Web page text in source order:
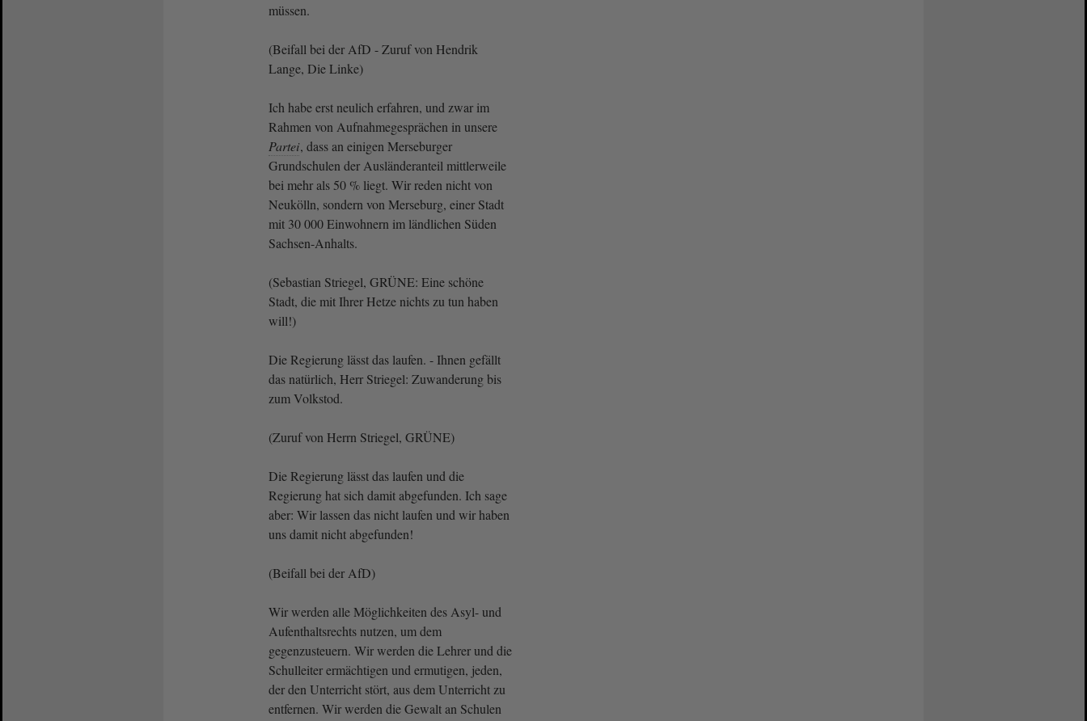
müssen.
(Beifall bei der AfD - Zuruf von Hendrik
Lange, Die Linke)
Ich habe erst neulich erfahren, und zwar im
Rahmen von Aufnahmegesprächen in unsere
Partei, dass an einigen Merseburger
Grundschulen der Ausländeranteil mittlerweile
bei mehr als 50 % liegt. Wir reden nicht von
Neukölln, sondern von Merseburg, einer Stadt
mit 30 000 Einwohnern im ländlichen Süden
Sachsen-Anhalts.
(Sebastian Striegel, GRÜNE: Eine schöne
Stadt, die mit Ihrer Hetze nichts zu tun haben
will!)
Die Regierung lässt das laufen. - Ihnen gefällt
das natürlich, Herr Striegel: Zuwanderung bis
zum Volkstod.
(Zuruf von Herrn Striegel, GRÜNE)
Die Regierung lässt das laufen und die
Regierung hat sich damit abgefunden. Ich sage
aber: Wir lassen das nicht laufen und wir haben
uns damit nicht abgefunden!
(Beifall bei der AfD)
Wir werden alle Möglichkeiten des Asyl- und
Aufenthaltsrechts nutzen, um dem
gegenzusteuern. Wir werden die Lehrer und die
Schulleiter ermächtigen und ermutigen, jeden,
der den Unterricht stört, aus dem Unterricht zu
entfernen. Wir werden die Gewalt an Schulen